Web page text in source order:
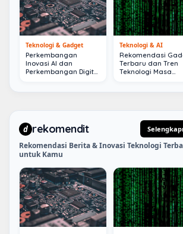
Teknologi & Gadget
Perkembangan
Inovasi AI dan
Perkembangan Digital
Teknologi & AI
Rekomendasi
Terbaru dan Tren
Teknologi Masa
d rekomendit
Rekomendasi Berita & Inovasi Teknologi
untuk Kamu